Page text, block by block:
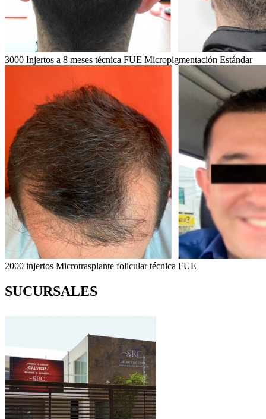
3000 Injertos a 8 meses técnica FUE Micropigmentación Estándar
2000 injertos Microtrasplante folicular técnica FUE
SUCURSALES